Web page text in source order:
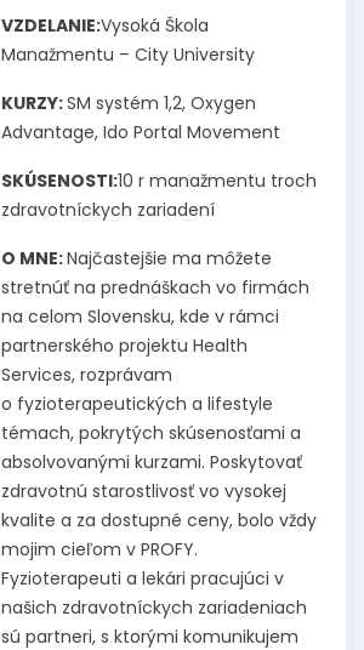
VZDELANIE:Vysoká Škola
Manažmentu – City University
KURZY:SM systém 1,2, Oxygen
Advantage, Ido Portal Movement
SKÚSENOSTI:10 r manažmentu troch
zdravotníckych zariadení
O MNE:Najčastejšie ma môžete
stretnúť na prednáškach vo firmách
na celom Slovensku, kde v rámci
partnerského projektu Health
Services, rozprávam
o fyzioterapeutických a lifestyle
témach, pokrytých skúsenosťami a
absolvovanými kurzami. Poskytovať
zdravotnú starostlivosť vo vysokej
kvalite a za dostupné ceny, bolo vždy
mojim cieľom v PROFY.
Fyzioterapeuti a lekári pracujúci v
našich zdravotníckych zariadeniach
sú partneri, s ktorými komunikujem